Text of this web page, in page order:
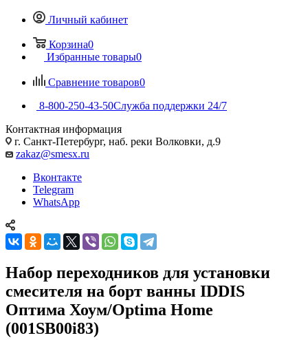
Личный кабинет
Корзина0
Избранные товары0
Сравнение товаров0
8-800-250-43-50Служба поддержки 24/7
Контактная информация
г. Санкт-Петербург, наб. реки Волковки, д.9
zakaz@smesx.ru
Вконтакте
Telegram
WhatsApp
Набор переходников для установки
смесителя на борт ванны IDDIS
Оптима Хоум/Optima Home
(001SB00i83)